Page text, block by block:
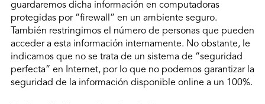
guardaremos dicha información en computadoras
protegidas por “firewall” en un ambiente seguro.
También restringimos el número de personas que pueden
acceder a esta información internamente. No obstante, le
indicamos que no se trata de un sistema de “seguridad
perfecta” en Internet, por lo que no podemos garantizar la
seguridad de la información disponible online a un 100%.